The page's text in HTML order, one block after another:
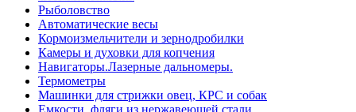
Рыболовство
Автоматические весы
Кормоизмельчители и зернодробилки
Камеры и духовки для копчения
Навигаторы.Лазерные дальномеры.
Термометры
Машинки для стрижки овец, КРС и собак
Емкости, фляги из нержавеющей стали